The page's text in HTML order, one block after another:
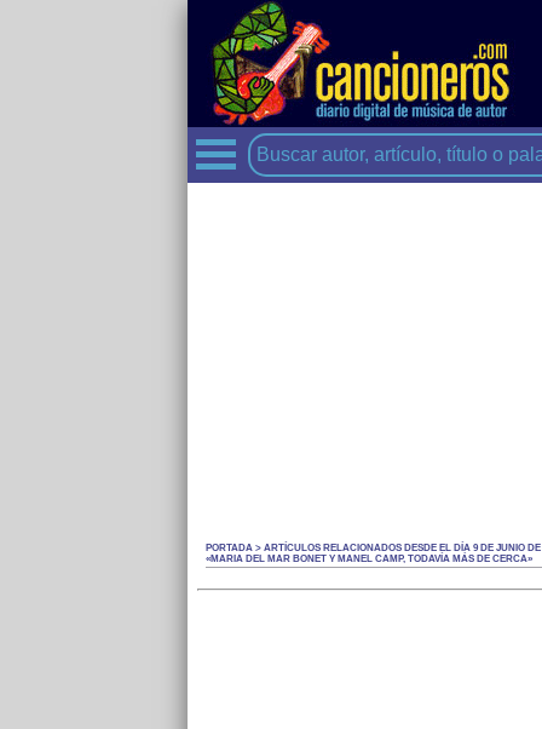
PORTADA > ARTÍCULOS RELACIONADOS DESDE EL DÍA 9 DE JUNIO DE
«MARIA DEL MAR BONET Y MANEL CAMP, TODAVÍA MÁS DE CERCA»